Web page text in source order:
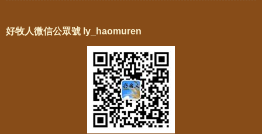
好牧人微信公眾號 ly_haomuren